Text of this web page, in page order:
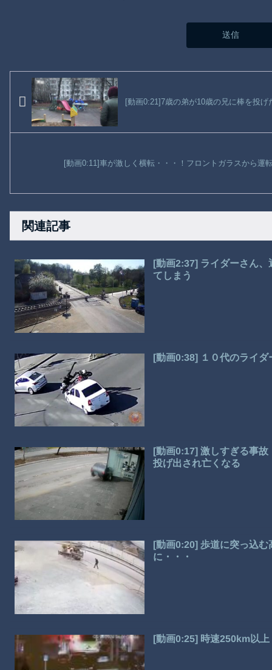
[動画0:21]7歳の弟が10歳の兄に棒を投げ
[動画0:11]車が激しく横転・・・！フロントガラスから運
関連記事
[動画2:37] ライダーさん
てしまう
[動画0:38] １０代のライ
[動画0:17] 激しすぎる事
投げ出され亡くなる
[動画0:20] 歩道に突っ込
に・・・
[動画0:25] 時速250km以